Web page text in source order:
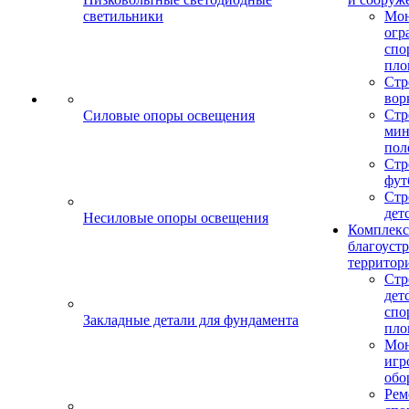
светильники
Силовые опоры освещения
Несиловые опоры освещения
Закладные детали для фундамента